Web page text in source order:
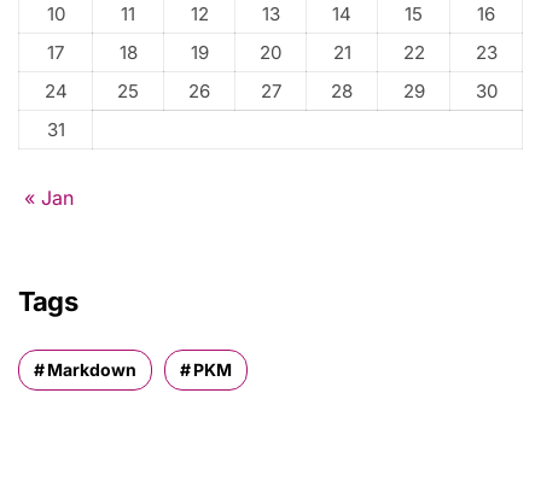
10
11 12 13 14 15
16
17
18 19 20 21 22
23
24
25 26 27 28 29
30
31
« Jan
Tags
Markdown PKM